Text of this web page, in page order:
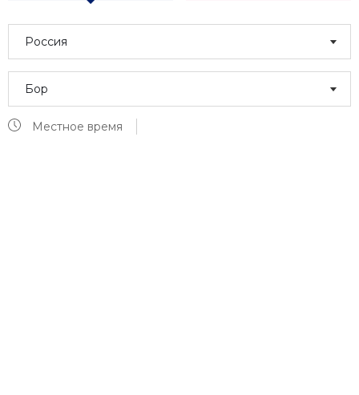
Россия
Бор
Местное время